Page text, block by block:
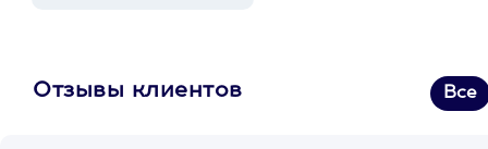
Отзывы клиентов Все